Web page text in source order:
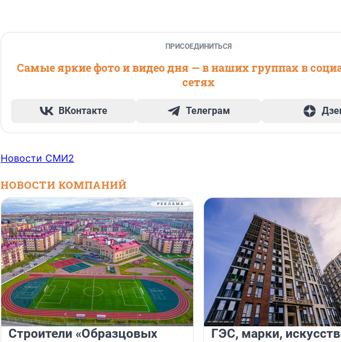
ПРИСОЕДИНИТЬСЯ
Самые яркие фото и видео дня — в наших группах в
сетях
ВКонтакте Телеграм
Новости СМИ2
НОВОСТИ КОМПАНИЙ
Строители «Образцовых
ГЭС, марки,